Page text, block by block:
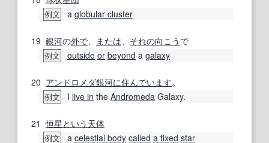
例文 a globular cluster
19 銀河の外で または それの向こう で
例文 outside or beyond a galaxy
20 アンドロメダ銀河に住んでいます。
例文 I live in the Andromeda Galaxy.
21 恒星という 天体
例文 a celestial body called a fixed star